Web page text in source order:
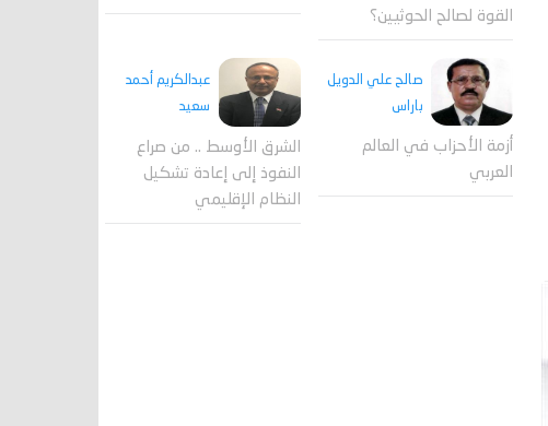
القوة لصالح الحوثيين؟
صالح علي الدويل
باراس
أزمة الأحزاب في العالم
العربي
عبدالكريم أحمد
سعيد
الشرق الأوسط .. من صراع
النفوذ إلى إعادة تشكيل
النظام الإقليمي